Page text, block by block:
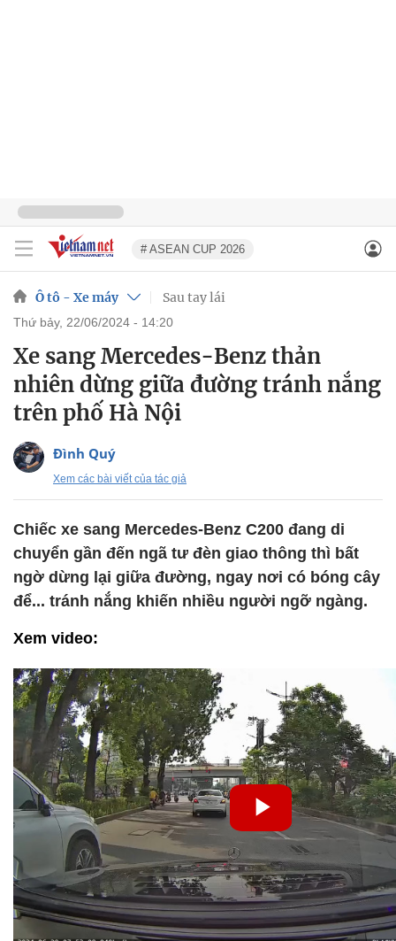
# ASEAN CUP 2026
Ô tô - Xe máy Sau tay lái
thứ bảy, 22/06/2024 - 14:20
Xe sang Mercedes-Benz thản
nhiên dừng giữa đường tránh nắng
trên phố Hà Nội
Đình Quý
Xem các bài viết của tác giả
Chiếc xe sang Mercedes-Benz C200 đang di
chuyển gần đến ngã tư đèn giao thông thì bất
ngờ dừng lại giữa đường, ngay nơi có bóng cây
để... tránh nắng khiến nhiều người ngỡ ngàng.
Xem video: